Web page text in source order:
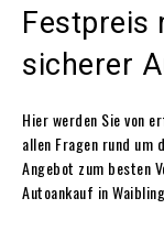
Festpreis
sicherer
Hier werden Sie von
allen Fragen rund um
Angebot zum besten
Autoankauf in